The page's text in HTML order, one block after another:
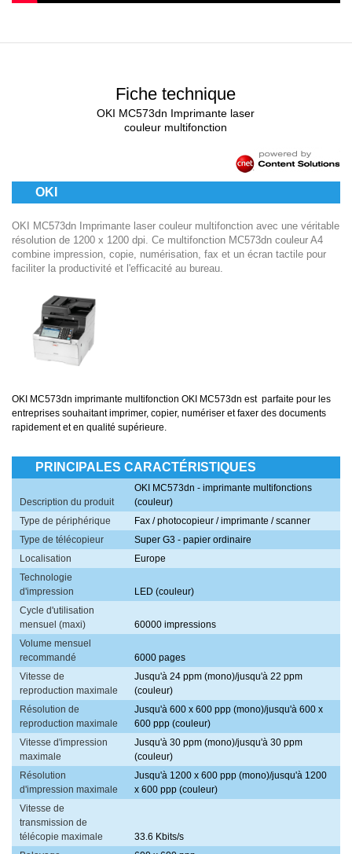
Fiche technique
OKI MC573dn Imprimante laser
couleur multifonction
OKI
OKI MC573dn Imprimante laser couleur multifonction avec une véritable
résolution de 1200 x 1200 dpi. Ce multifonction MC573dn couleur A4
combine impression, copie, numérisation, fax et un écran tactile pour
faciliter la productivité et l'efficacité au bureau.
OKI MC573dn imprimante multifonction OKI MC573dn est parfaite pour les
entreprises souhaitant imprimer, copier, numériser et faxer des documents
rapidement et en qualité supérieure.
PRINCIPALES CARACTÉRISTIQUES
Description du produit
OKI MC573dn - imprimante multifonctions
(couleur)
Type de périphérique
Fax / photocopieur / imprimante / scanner
Type de télécopieur
Super G3 - papier ordinaire
Localisation
Europe
Technologie
d'impression
LED (couleur)
Cycle d'utilisation
mensuel (maxi)
60000 impressions
Volume mensuel
recommandé
6000 pages
Vitesse de
reproduction maximale
Jusqu'à 24 ppm (mono)/jusqu'à 22 ppm
(couleur)
Résolution de
reproduction maximale
Jusqu'à 600 x 600 ppp (mono)/jusqu'à 600 x
600 ppp (couleur)
Vitesse d'impression
maximale
Jusqu'à 30 ppm (mono)/jusqu'à 30 ppm
(couleur)
Résolution
d'impression maximale
Jusqu'à 1200 x 600 ppp (mono)/jusqu'à 1200
x 600 ppp (couleur)
Vitesse de
transmission de
télécopie maximale
33.6 Kbits/s